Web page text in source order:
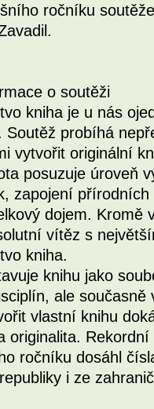
ročníku
o soutěži
kniha je u nás
Soutěž probíhá
vytvořit originální
posuzuje úroveň
zapojení
dojem. Kromě
vítěz s
kniha.
knihu jako
ale
vlastní knihu
originalita.
ročníku dosáhl
i ze